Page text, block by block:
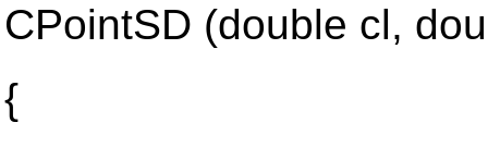
CPointSD (double cl,
{